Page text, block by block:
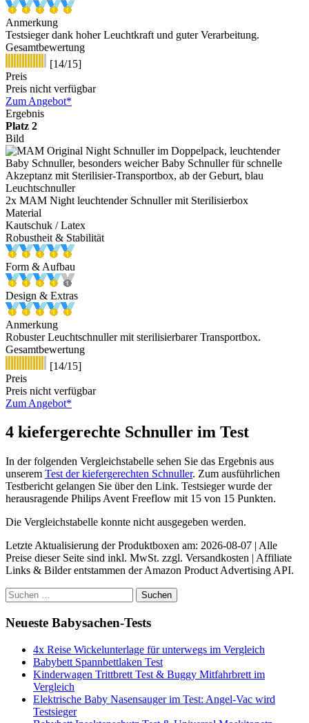
Anmerkung
Testsieger dank hoher Leuchtkraft und guter Verarbeitung.
Gesamtbewertung
[14/15]
Preis
Preis nicht verfügbar
Zum Angebot*
Ergebnis
Platz 2
Bild
Leuchtschnuller
2x MAM Night leuchtender Schnuller mit Sterilisierbox
Material
Kautschuk / Latex
Robustheit & Stabilität
Form & Aufbau
Design & Extras
Anmerkung
Robuster Leuchtschnuller mit sterilisierbarer Transportbox.
Gesamtbewertung
[14/15]
Preis
Preis nicht verfügbar
Zum Angebot*
4 kiefergerechte Schnuller im Test
In der folgenden Vergleichstabelle sehen Sie das Ergebnis aus
unserem Test der kiefergerechten Schnuller. Zum ausführlichen
Testbericht gelangen Sie über den Link. Testsieger wurde der
herausragende Philips Avent Freeflow mit 15 von 15 Punkten.
Die Vergleichstabelle konnte nicht ausgegeben werden.
Letzte Aktualisierung der Produktboxen am: 2026-08-07 | Alle
Preise dieser Seite sind inkl. MwSt. zzgl. Versandkosten | Affiliate
Links & Bilder entstammen der Amazon Product Advertising API.
Suchen
nach:
Neueste Babysachen-Tests
4x Reise Wickelunterlage für unterwegs im Vergleich
Babybett Spannbettlaken Test
Kinderwagen Trittbrett Test & Buggy Mitfahrbrett im
Vergleich
Elektrische Baby Nasensauger im Test: Angel-Vac wird
Testsieger